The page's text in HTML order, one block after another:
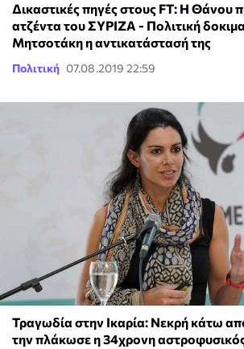
Δικαστικές πηγές στους FT: Η Θάνου
ατζέντα του ΣΥΡΙΖΑ - Πολιτική
Μητσοτάκη η αντικατάστασή της
Πολιτική 07.08.2019 22:59
Τραγωδία στην Ικαρία: Νεκρή κάτω
την πλάκωσε η 34χρονη